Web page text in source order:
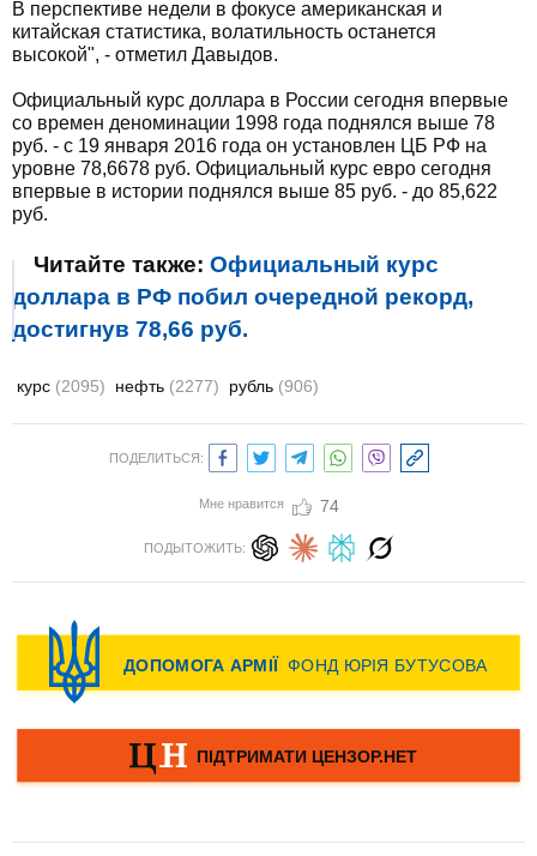
В перспективе недели в фокусе американская и
китайская статистика, волатильность останется
высокой", - отметил Давыдов.
Официальный курс доллара в России сегодня впервые
со времен деноминации 1998 года поднялся выше 78
руб. - с 19 января 2016 года он установлен ЦБ РФ на
уровне 78,6678 руб. Официальный курс евро сегодня
впервые в истории поднялся выше 85 руб. - до 85,622
руб.
Читайте также: Официальный курс
доллара в РФ побил очередной рекорд,
достигнув 78,66 руб.
курс (2095) нефть (2277) рубль (906)
ПОДЕЛИТЬСЯ:
Мне нравится 74
ПОДЫТОЖИТЬ: